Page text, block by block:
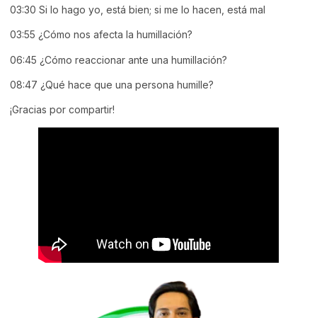
03:30 Si lo hago yo, está bien; si me lo hacen, está mal
03:55 ¿Cómo nos afecta la humillación?
06:45 ¿Cómo reaccionar ante una humillación?
08:47 ¿Qué hace que una persona humille?
¡Gracias por compartir!